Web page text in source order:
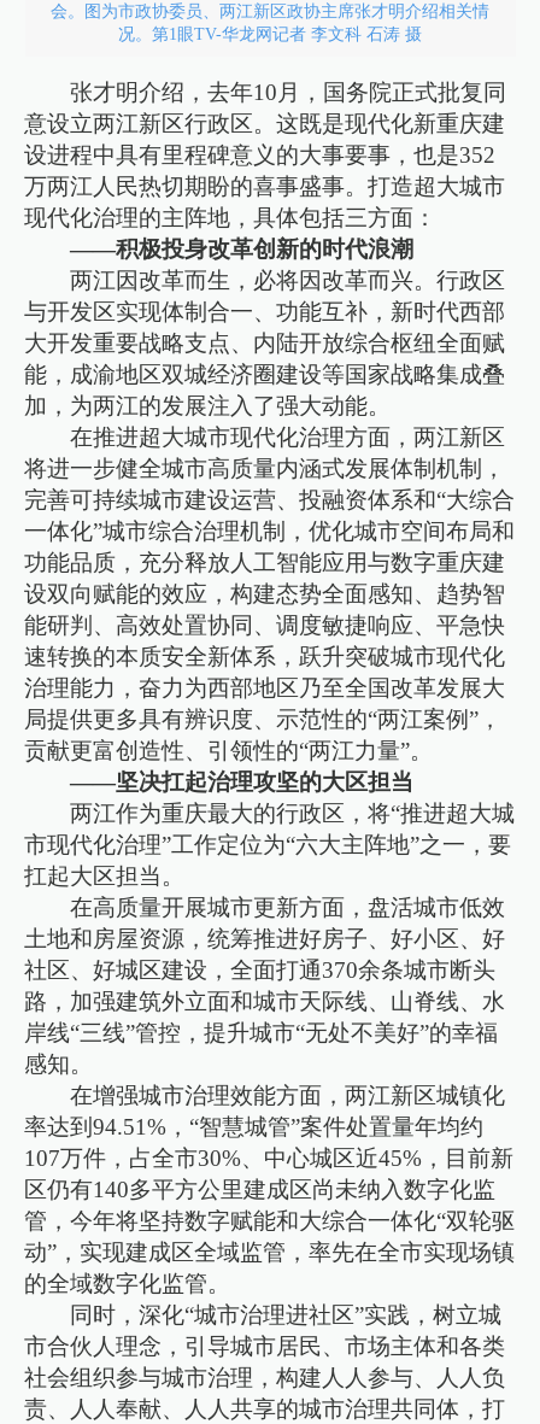
会。图为市政协委员、两江新区政协主席张才明介绍相关情
况。第1眼TV-华龙网记者 李文科 石涛 摄
张才明介绍，去年10月，国务院正式批复同
意设立两江新区行政区。这既是现代化新重庆建
设进程中具有里程碑意义的大事要事，也是352
万两江人民热切期盼的喜事盛事。打造超大城市
现代化治理的主阵地，具体包括三方面：
——积极投身改革创新的时代浪潮
两江因改革而生，必将因改革而兴。行政区
与开发区实现体制合一、功能互补，新时代西部
大开发重要战略支点、内陆开放综合枢纽全面赋
能，成渝地区双城经济圈建设等国家战略集成叠
加，为两江的发展注入了强大动能。
在推进超大城市现代化治理方面，两江新区
将进一步健全城市高质量内涵式发展体制机制，
完善可持续城市建设运营、投融资体系和“大综合
一体化”城市综合治理机制，优化城市空间布局和
功能品质，充分释放人工智能应用与数字重庆建
设双向赋能的效应，构建态势全面感知、趋势智
能研判、高效处置协同、调度敏捷响应、平急快
速转换的本质安全新体系，跃升突破城市现代化
治理能力，奋力为西部地区乃至全国改革发展大
局提供更多具有辨识度、示范性的“两江案例”，
贡献更富创造性、引领性的“两江力量”。
——坚决扛起治理攻坚的大区担当
两江作为重庆最大的行政区，将“推进超大城
市现代化治理”工作定位为“六大主阵地”之一，要
扛起大区担当。
在高质量开展城市更新方面，盘活城市低效
土地和房屋资源，统筹推进好房子、好小区、好
社区、好城区建设，全面打通370余条城市断头
路，加强建筑外立面和城市天际线、山脊线、水
岸线“三线”管控，提升城市“无处不美好”的幸福
感知。
在增强城市治理效能方面，两江新区城镇化
率达到94.51%，“智慧城管”案件处置量年均约
107万件，占全市30%、中心城区近45%，目前新
区仍有140多平方公里建成区尚未纳入数字化监
管，今年将坚持数字赋能和大综合一体化“双轮驱
动”，实现建成区全域监管，率先在全市实现场镇
的全域数字化监管。
同时，深化“城市治理进社区”实践，树立城
市合伙人理念，引导城市居民、市场主体和各类
社会组织参与城市治理，构建人人参与、人人负
责、人人奉献、人人共享的城市治理共同体，打